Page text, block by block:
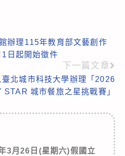
辦理115年教育部文藝創作
日起開始徵件
下一篇文章
北城市科技大學辦理「2026
STAR 城市餐旅之星挑戰賽」
3月26日(星期六)假國立